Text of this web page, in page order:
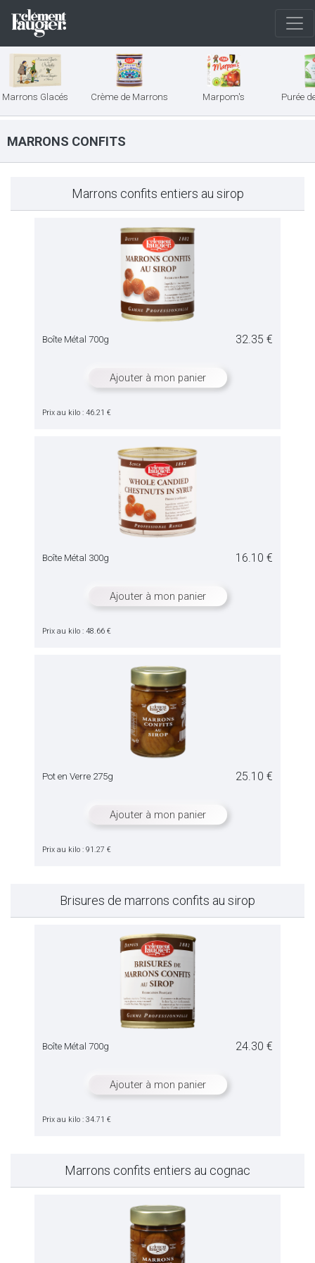
Marrons Glacés Crème de Marrons Marpom's Purée
MARRONS CONFITS
Marrons confits entiers au sirop
Boîte Métal 700g 32.35 €
Ajouter à mon panier
Prix au kilo : 46.21 €
Boîte Métal 300g 16.10 €
Ajouter à mon panier
Prix au kilo : 48.66 €
Pot en Verre 275g 25.10 €
Ajouter à mon panier
Prix au kilo : 91.27 €
Brisures de marrons confits au sirop
Boîte Métal 700g 24.30 €
Ajouter à mon panier
Prix au kilo : 34.71 €
Marrons confits entiers au cognac